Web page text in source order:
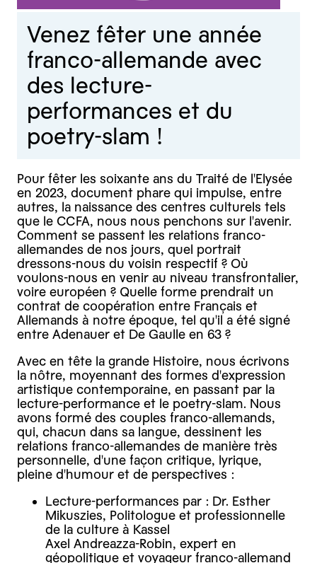
Venez fêter une année
franco-allemande avec
des lecture-
performances et du
poetry-slam !
Pour fêter les soixante ans du Traité de l'Elysée
en 2023, document phare qui impulse, entre
autres, la naissance des centres culturels tels
que le CCFA, nous nous penchons sur l'avenir.
Comment se passent les relations franco-
allemandes de nos jours, quel portrait
dressons-nous du voisin respectif ? Où
voulons-nous en venir au niveau transfrontalier,
voire européen ? Quelle forme prendrait un
contrat de coopération entre Français et
Allemands à notre époque, tel qu'il a été signé
entre Adenauer et De Gaulle en 63 ?
Avec en tête la grande Histoire, nous écrivons
la nôtre, moyennant des formes d'expression
artistique contemporaine, en passant par la
lecture-performance et le poetry-slam. Nous
avons formé des couples franco-allemands,
qui, chacun dans sa langue, dessinent les
relations franco-allemandes de manière très
personnelle, d'une façon critique, lyrique,
pleine d'humour et de perspectives :
Lecture-performances par : Dr. Esther
Mikuszies, Politologue et professionnelle
de la culture à Kassel
Axel Andreazza-Robin, expert en
géopolitique et voyageur franco-allemand